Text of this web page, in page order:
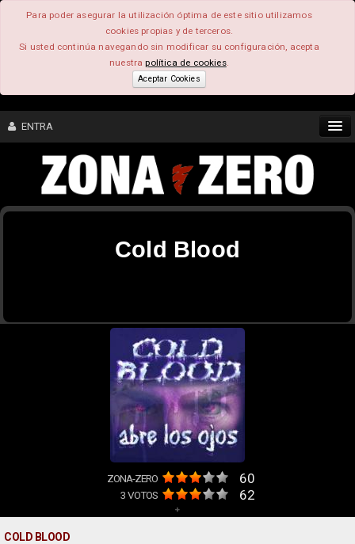
Para poder asegurar la utilización óptima de este sitio utilizamos
cookies propias y de terceros.
Si usted continúa navegando sin modificar su configuración, acepta
nuestrapolítica de cookies.
Aceptar Cookies
ENTRA
CONTENIDO
Cold Blood
ZONA-ZERO 60
3VOTOS 62
+
COLD BLOOD